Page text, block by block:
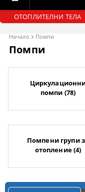
ОТОПЛИТЕЛНИ ТЕЛА
Начало Помпи
Помпи
помпи (78)
Помпени групи
отопление (4)